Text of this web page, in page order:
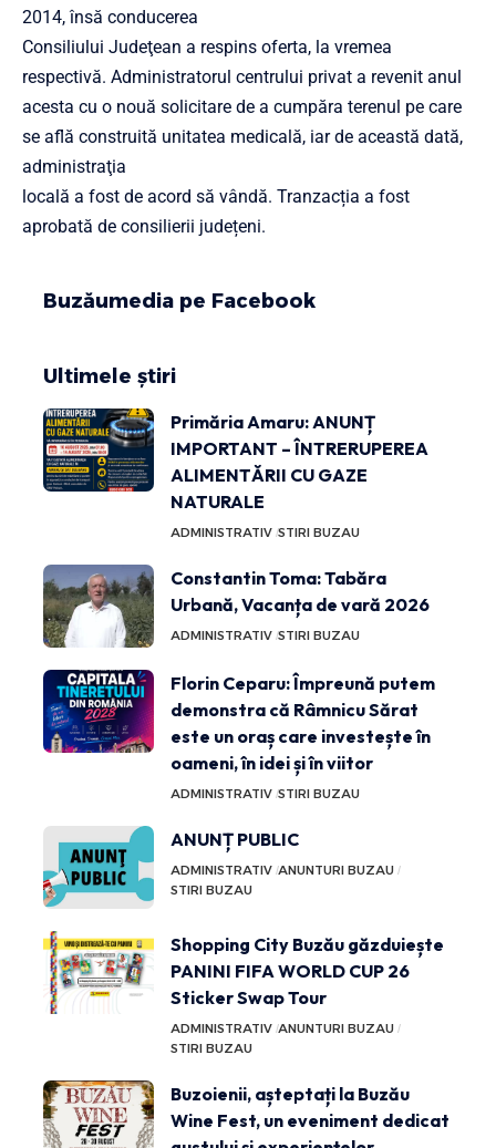
2014, însă conducerea
Consiliului Judeţean a respins oferta, la vremea
respectivă. Administratorul centrului privat a revenit anul
acesta cu o nouă solicitare de a cumpăra terenul pe care
se află construită unitatea medicală, iar de această dată,
administraţia
locală a fost de acord să vândă. Tranzacția a fost
aprobată de consilierii județeni.
Buzăumedia pe Facebook
Ultimele știri
Primăria Amaru: ANUNȚ
IMPORTANT – ÎNTRERUPEREA
ALIMENTĂRII CU GAZE
NATURALE
ADMINISTRATIV STIRI BUZAU
Constantin Toma: Tabăra
Urbană, Vacanța de vară 2026
ADMINISTRATIV STIRI BUZAU
Florin Ceparu: Împreună putem
demonstra că Râmnicu Sărat
este un oraș care investește în
oameni, în idei și în viitor
ADMINISTRATIV STIRI BUZAU
ANUNȚ PUBLIC
ADMINISTRATIV ANUNTURI BUZAU
STIRI BUZAU
Shopping City Buzău găzduiește
PANINI FIFA WORLD CUP 26
Sticker Swap Tour
ADMINISTRATIV ANUNTURI BUZAU
STIRI BUZAU
Buzoienii, așteptați la Buzău
Wine Fest, un eveniment dedicat